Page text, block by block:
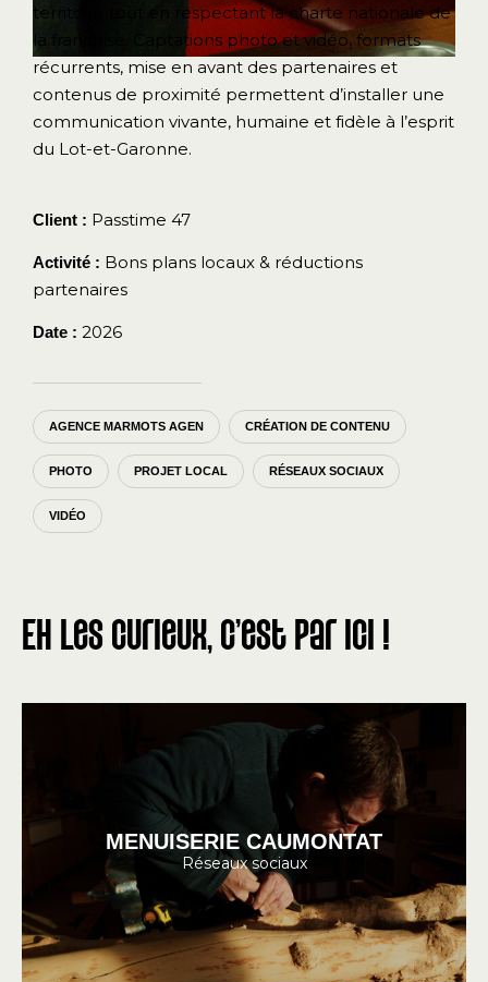
territoire tout en respectant la charte nationale de
la franchise. Captations photo et vidéo, formats
récurrents, mise en avant des partenaires et
contenus de proximité permettent d’installer une
communication vivante, humaine et fidèle à l’esprit
du Lot-et-Garonne.
Client : Passtime 47
Activité : Bons plans locaux & réductions
partenaires
Date : 2026
AGENCE MARMOTS AGEN CRÉATION DE CONTENU
PHOTO PROJET LOCAL RÉSEAUX SOCIAUX
VIDÉO
Eh les curieux, c'est par ici !
MENUISERIE CAUMONTAT
Réseaux sociaux